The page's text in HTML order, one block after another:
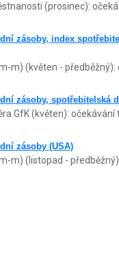
(prosinec):
zásoby, index
m) (květen -
zásoby, spotřebitelská
GfK (květen):
zásoby (USA)
m) (listopad -